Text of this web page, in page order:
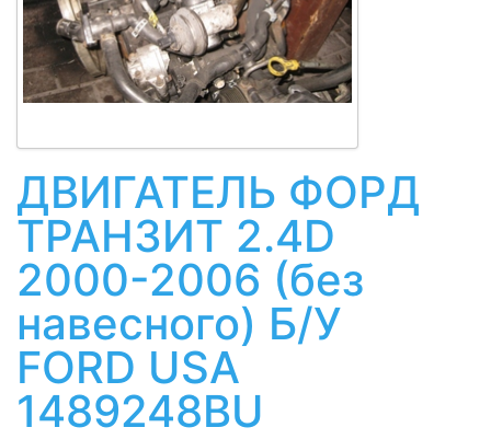
ДВИГАТЕЛЬ ФОРД
ТРАНЗИТ 2.4D
2000-2006 (без
навесного) Б/У
FORD USA
1489248BU